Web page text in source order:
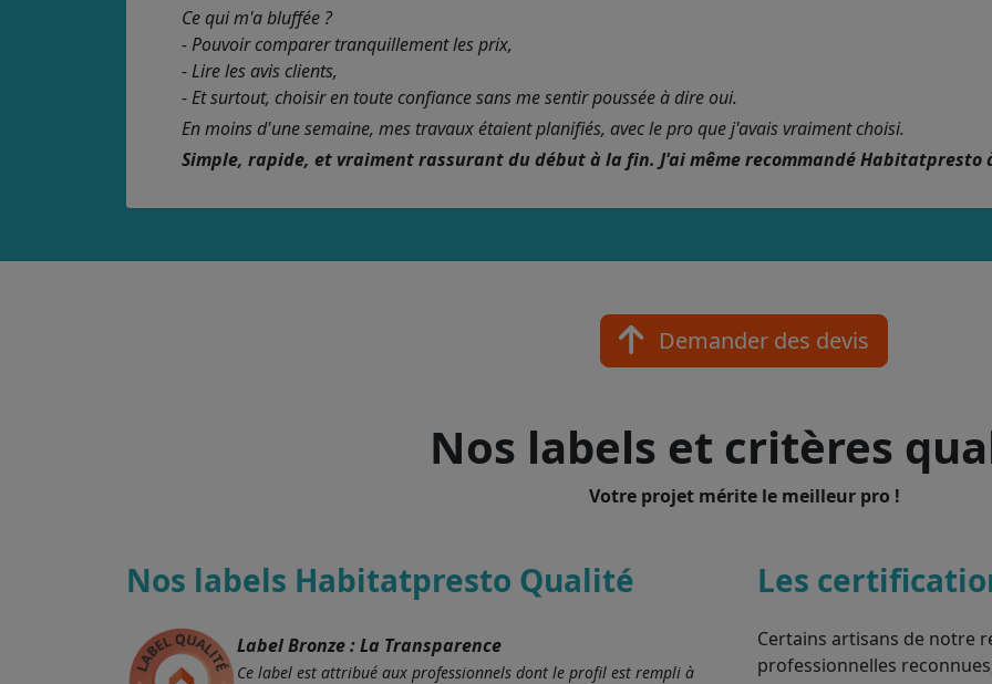
Ce qui m'a bluffée ?
- Pouvoir comparer tranquillement les prix,
- Lire les avis clients,
- Et surtout, choisir en toute confiance sans me sentir poussée à dire oui.
En moins d'une semaine, mes travaux étaient planifiés, avec le pro que j'avais vraiment choisi.
Simple, rapide, et vraiment rassurant du début à la fin. J'ai même recommandé Habitatpresto
Demander des devis
Nos labels et critères
Votre projet mérite le meilleur pro !
Nos labels Habitatpresto Qualité
Label Bronze : La Transparence
Ce label est attribué aux professionnels dont le profil est rempli à
Les
Certains artisans de notre
professionnelles